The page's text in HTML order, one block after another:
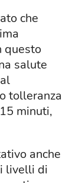
che
questo
salute
tolleranza
minuti,
anche
livelli di